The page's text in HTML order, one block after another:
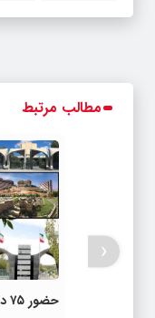
مطالب مرتبط
حضور ۷۵ دانشگاه ایرانی در تایمز ۲۰۲۷
‹